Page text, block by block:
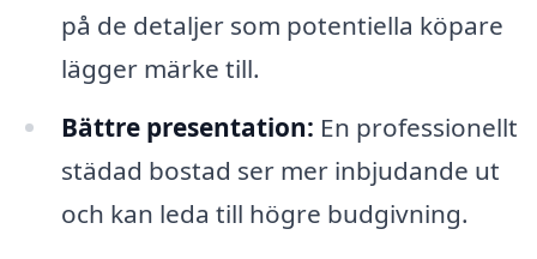
på de detaljer som potentiella köpare
lägger märke till.
Bättre presentation: En professionellt
städad bostad ser mer inbjudande ut
och kan leda till högre budgivning.